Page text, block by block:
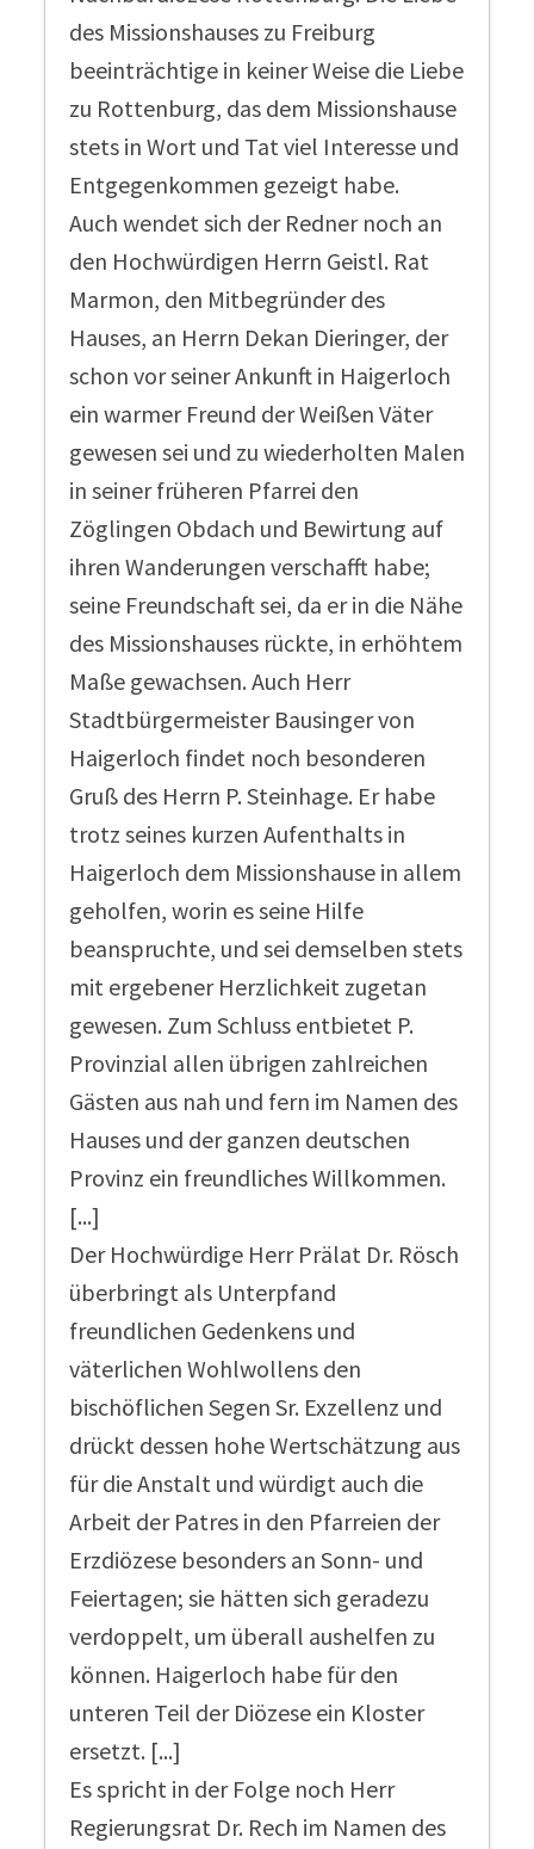
des Missionshauses zu Freiburg
beeinträchtige in keiner Weise die Liebe
zu Rottenburg, das dem Missionshause
stets in Wort und Tat viel Interesse und
Entgegenkommen gezeigt habe.
Auch wendet sich der Redner noch an
den Hochwürdigen Herrn Geistl. Rat
Marmon, den Mitbegründer des
Hauses, an Herrn Dekan Dieringer, der
schon vor seiner Ankunft in Haigerloch
ein warmer Freund der Weißen Väter
gewesen sei und zu wiederholten Malen
in seiner früheren Pfarrei den
Zöglingen Obdach und Bewirtung auf
ihren Wanderungen verschafft habe;
seine Freundschaft sei, da er in die Nähe
des Missionshauses rückte, in erhöhtem
Maße gewachsen. Auch Herr
Stadtbürgermeister Bausinger von
Haigerloch findet noch besonderen
Gruß des Herrn P. Steinhage. Er habe
trotz seines kurzen Aufenthalts in
Haigerloch dem Missionshause in allem
geholfen, worin es seine Hilfe
beanspruchte, und sei demselben stets
mit ergebener Herzlichkeit zugetan
gewesen. Zum Schluss entbietet P.
Provinzial allen übrigen zahlreichen
Gästen aus nah und fern im Namen des
Hauses und der ganzen deutschen
Provinz ein freundliches Willkommen.
[...]
Der Hochwürdige Herr Prälat Dr. Rösch
überbringt als Unterpfand
freundlichen Gedenkens und
väterlichen Wohlwollens den
bischöflichen Segen Sr. Exzellenz und
drückt dessen hohe Wertschätzung aus
für die Anstalt und würdigt auch die
Arbeit der Patres in den Pfarreien der
Erzdiözese besonders an Sonn- und
Feiertagen; sie hätten sich geradezu
verdoppelt, um überall aushelfen zu
können. Haigerloch habe für den
unteren Teil der Diözese ein Kloster
ersetzt. [...]
Es spricht in der Folge noch Herr
Regierungsrat Dr. Rech im Namen des